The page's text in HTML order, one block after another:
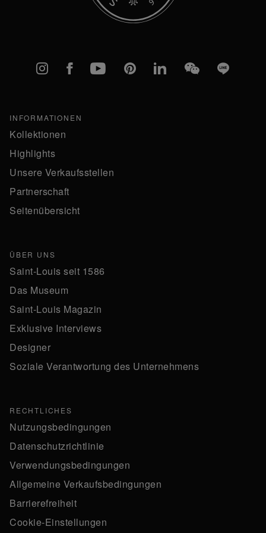
Instagram
FacebookYouTubePinterestlinkedInWeChatLine
INFORMATIONEN
Kollektionen
Highlights
Unsere Verkaufsstellen
Partnerschaft
Seitenübersicht
ÜBER UNS
Saint-Louis seit 1586
Das Museum
Saint-Louis Magazin
Exklusive Interviews
Designer
Soziale Verantwortung des Unternehmens
RECHTLICHES
Nutzungsbedingungen
Datenschutzrichtlinie
Verwendungsbedingungen
Allgemeine Verkaufsbedingungen
Barrierefreiheit
Cookie-Einstellungen